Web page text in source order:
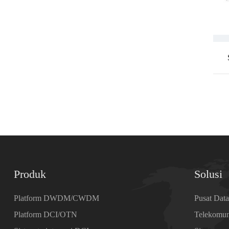
Produk
Platform DWDM/CWDM
Platform DCI/OTN
Solusi
Pusat Data